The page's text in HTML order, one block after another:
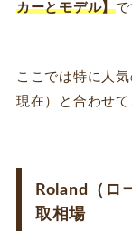
カーとモデル】で
ここでは特に人
現在）と合わせて
Roland（ロ
取相場